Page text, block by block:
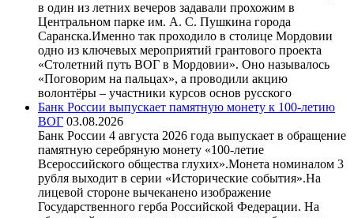
в один из летних вечеров задавали прохожим в
Центральном парке им. А. С. Пушкина города
Саранска.Именно так проходило в столице Мордовии
одно из ключевых мероприятий грантового проекта
«Столетний путь ВОГ в Мордовии». Оно называлось
«Поговорим на пальцах», а проводили акцию
волонтёры – участники курсов основ русского
Банк России выпускает памятную монету к 100-летию
ВОГ 03.08.2026
Банк России 4 августа 2026 года выпускает в обращение
памятную серебряную монету «100-летие
Всероссийского общества глухих».Монета номиналом 3
рубля выходит в серии «Исторические события».На
лицевой стороне вычеканено изображение
Государственного герба Российской Федерации. На